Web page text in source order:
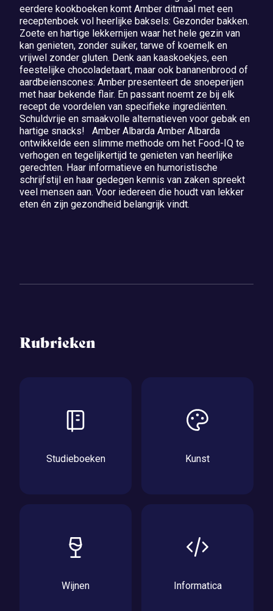
eerdere kookboeken komt Amber ditmaal met een
receptenboek vol heerlijke baksels: Gezonder bakken.
Zoete en hartige lekkernijen waar het hele gezin van
kan genieten, zonder suiker, tarwe of koemelk en
vrijwel zonder gluten. Denk aan kaaskoekjes, een
feestelijke chocoladetaart, maar ook bananenbrood of
aardbeienscones: Amber presenteert de snoeperijen
met haar bekende flair. En passant noemt ze bij elk
recept de voordelen van specifieke ingrediënten.
Schuldvrije en smaakvolle alternatieven voor gebak en
hartige snacks! Amber Albarda Amber Albarda
ontwikkelde een slimme methode om het Food-IQ te
verhogen en tegelijkertijd te genieten van heerlijke
gerechten. Haar informatieve en humoristische
schrijfstijl en haar gedegen kennis van zaken spreekt
veel mensen aan. Voor iedereen die houdt van lekker
eten én zijn gezondheid belangrijk vindt.
Rubrieken
Studieboeken Kunst
Wijnen Informatica